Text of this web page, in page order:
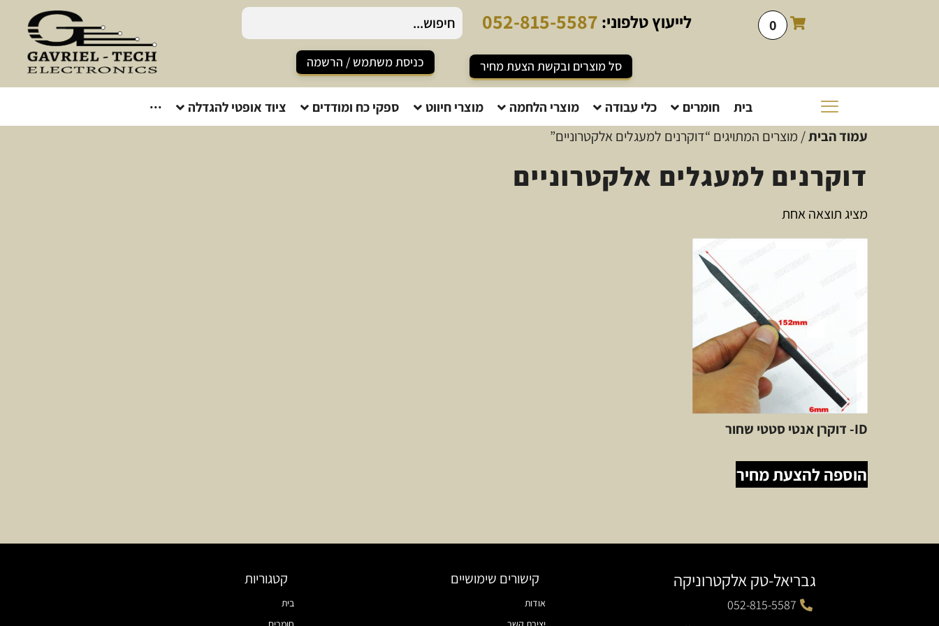
0 לייעוץטלפוני: 052-815-5587
סל מוצרים ובקשת הצעת מחיר כניסת משתמש / הרשמה
בית חומרים כלי עבודה מוצרי הלחמה מוצרי חיווט ספקי כח ומודדים ציוד אופטי להגדלה ···
עמוד הבית/ מוצרים המתויגים “דוקרנים למעגלים אלקטרוניים”
דוקרנים למעגלים אלקטרוניים
מציג תוצאה אחת
ID- דוקרן אנטי סטטי שחור
הוספה להצעת מחיר
גבריאל-טק אלקטרוניקה
052-815-5587
קישורים שימושיים
אודות
קטגוריות
בית